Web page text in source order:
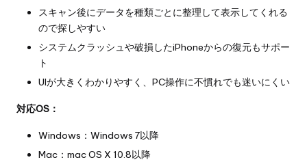
スキャン後にデータを種類ごとに整理して表示してくれる
ので探しやすい
システムクラッシュや破損したiPhoneからの復元もサポー
ト
UIが大きくわかりやすく、PC操作に不慣れでも迷いにくい
対応OS：
Windows：Windows 7以降
Mac：mac OS X 10.8以降